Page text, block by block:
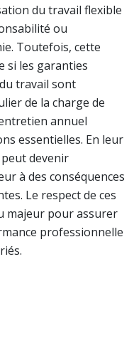
du travail flexible
ou
Toutefois, cette
si les garanties
travail sont
de la charge de
annuel
essentielles. En leur
devenir
à des conséquences
Le respect de ces
majeur pour assurer
professionnelle